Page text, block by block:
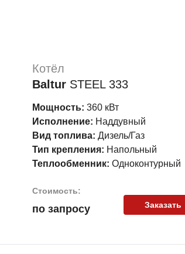
Котёл
Baltur STEEL 333
Мощность:360 кВт
Исполнение: Наддувный
Вид топлива:Дизель/Газ
Тип крепления: Напольный
Теплообменник:Одноконтурный
Стоимость:
по запросу Заказать